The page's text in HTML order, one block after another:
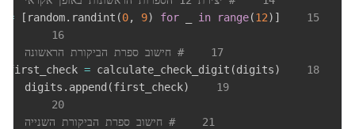
15
= [ random. randint (0, 9) for _ in range(12) ]
16
17
# חישוב ספרת הביקורת הראשונה
18
= calculate_check_digit (digits)
19
. append (first_check)
20
21
# חישוב ספרת הביקורת השנייה